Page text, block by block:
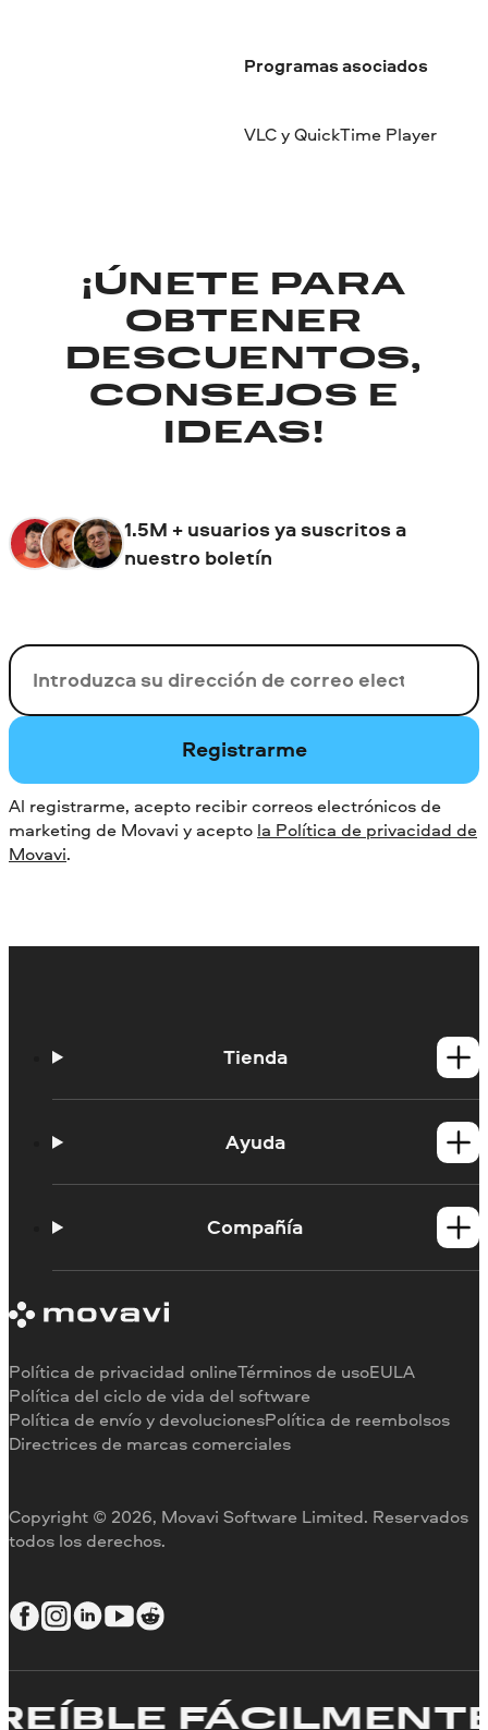
Programas asociados
VLC y QuickTime Player
¡ÚNETE PARA
OBTENER
DESCUENTOS,
CONSEJOS E
IDEAS!
1.5M + usuarios ya suscritos a
nuestro boletín
Su correo electrónico
Registrarme
Al registrarme, acepto recibir correos electrónicos de
marketing de Movavi y acepto la Política de privacidad de
Movavi.
Tienda
Productos para MacAyuda
Portal de aprendizaje
Limitaciones de la versión de prueba
Reembolso
Compañía
Testimonios
Por qué elegirnos
Para el trabajo
Copyright © 2026, Movavi Software Limited. Reservados
todos los derechos.
Política de privacidad onlineTérminos de usoEULA
Política del ciclo de vida del software
Política de envío y devolucionesPolítica de reembolsos
Directrices de marcas comerciales
FÁCILMENTE